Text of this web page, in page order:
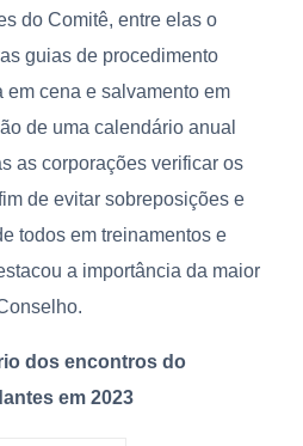
do Comitê, entre elas o
guias de procedimento
cena e salvamento em
de uma calendário anual
as corporações verificar os
de evitar sobreposições e
todos em treinamentos e
a importância da maior
dos encontros do
em 2023